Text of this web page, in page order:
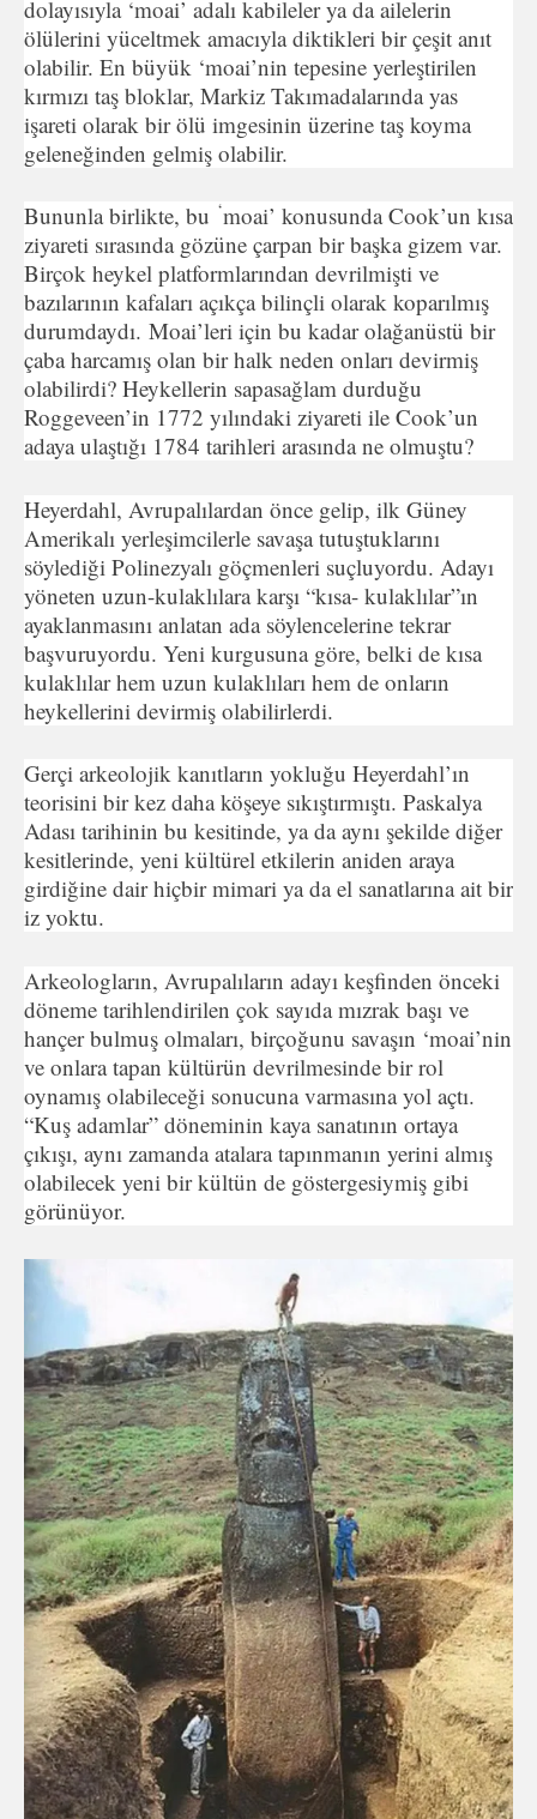
dolayısıyla ‘moai’ adalı kabileler ya da ailelerin
ölülerini yüceltmek amacıyla diktikleri bir çeşit anıt
olabilir. En büyük ‘moai’nin tepesine yerleştirilen
kırmızı taş bloklar, Markiz Ta­kımadalarında yas
işareti olarak bir ölü imgesinin üzerine taş koyma
geleneğinden gelmiş olabilir.
Bununla birlikte, bu ‘moai’ konusunda Cook’un kısa
ziyare­ti sırasında gözüne çarpan bir başka gizem var.
Birçok heykel platformlarından devrilmişti ve
bazılarının kafaları açıkça bi­linçli olarak koparılmış
durumdaydı. Moai’leri için bu kadar olağanüstü bir
çaba harcamış olan bir halk neden onları devirmiş
olabilirdi? Heykellerin sapasağ­lam durduğu
Roggeveen’in 1772 yılındaki ziyareti ile Cook’un
adaya ulaştığı 1784 tarihleri arasında ne olmuştu?
Heyerdahl, Avrupalılardan önce gelip, ilk Güney
Amerikalı yerleşimcilerle savaşa tutuştuklarını
söylediği Polinezyalı göç­menleri suçluyordu. Adayı
yöneten uzun-kulaklılara karşı “kısa- kulaklılar”ın
ayaklanmasını anlatan ada söylencelerine tekrar
başvuruyordu. Yeni kurgusuna göre, belki de kısa
kulaklılar hem uzun kulaklıları hem de onların
heykellerini devirmiş ola­bilirlerdi.
Gerçi arkeolojik kanıtların yokluğu Heyerdahl’ın
teorisini bir kez daha köşeye sıkıştırmıştı. Paskalya
Adası tarihinin bu kesitinde, ya da aynı şekilde diğer
kesitlerinde, yeni kültürel et­kilerin aniden araya
girdiğine dair hiçbir mimari ya da el sanat­larına ait bir
iz yoktu.
Arkeologların, Avrupalıların adayı keşfinden önceki
döneme tarihlendirilen çok sayıda mızrak başı ve
hançer bulmuş olmala­rı, birçoğunu savaşın ‘moai’nin
ve onlara tapan kültürün devril­mesinde bir rol
oynamış olabileceği sonucuna varmasına yol aç­tı.
“Kuş adamlar” döneminin kaya sanatının ortaya
çıkışı, aynı zamanda atalara tapınmanın yerini almış
olabilecek yeni bir kül­tün de göstergesiymiş gibi
görünüyor.